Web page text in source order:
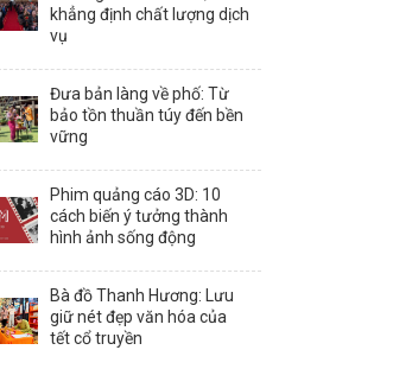
khẳng định chất lượng dịch
vụ
Đưa bản làng về phố: Từ
bảo tồn thuần túy đến bền
vững
Phim quảng cáo 3D: 10
cách biến ý tưởng thành
hình ảnh sống động
Bà đồ Thanh Hương: Lưu
giữ nét đẹp văn hóa của
tết cổ truyền